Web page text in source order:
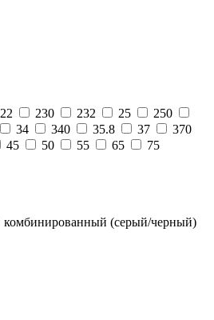
22 230 232 25
250
34 340 35.8 37
370
45 50 55 65
75
комбинированный (серый/черный)